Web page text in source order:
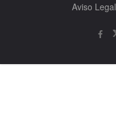
Aviso Legal